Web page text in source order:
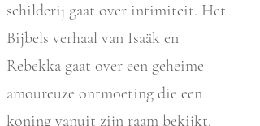
schilderij gaat over intimiteit. Het
Bijbels verhaal van Isaäk en
Rebekka gaat over een geheime
amoureuze ontmoeting die een
koning vanuit zijn raam bekijkt.